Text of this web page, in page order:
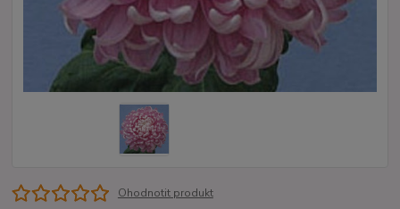
Ohodnotit produkt